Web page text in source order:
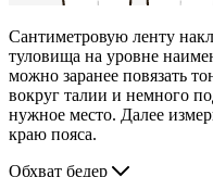
Сантиметровую ленту
туловища на уровне
можно заранее повязать
вокруг талии и немного
нужное место. Далее
краю пояса.
Обхват бедер